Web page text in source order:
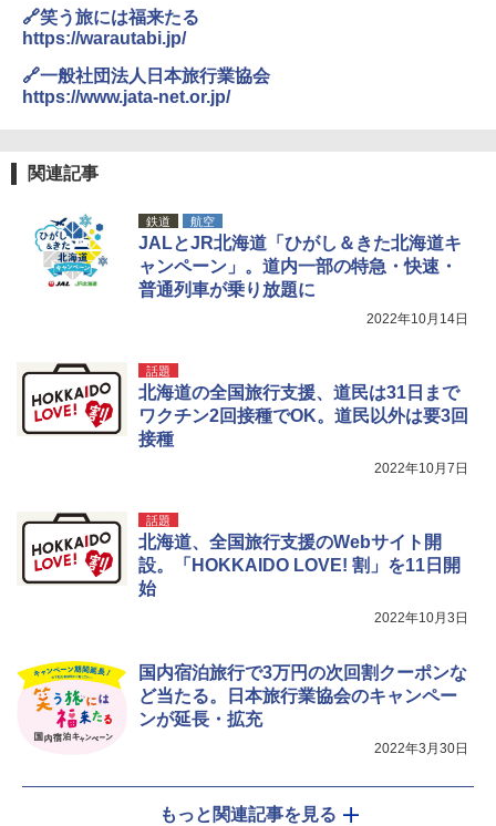
GRANDOOR ステンレス保冷剤 2個セット 2
026リニューアル 急速冷凍 空間倍増 衛生的
コンパクト 保冷力長持ち
￥2,980
ンパクト多機能設計 持ち運び便利 アウトド
ア/オフィス/教育現場/展示会用 緑
￥1,180
ゴムボート 空気入れ 空気抜き 自動停止 過熱
保護 日光可読lcd 7種類ノズル付き
￥7,884
🔗笑う旅には福来たる
https://warautabi.jp/
🔗一般社団法人日本旅行業協会
https://www.jata-net.or.jp/
関連記事
鉄道 航空
JALとJR北海道「ひがし＆きた北海道キ
ャンペーン」。道内一部の特急・快速・
普通列車が乗り放題に
2022年10月14日
話題
北海道の全国旅行支援、道民は31日まで
ワクチン2回接種でOK。道民以外は要3回
接種
2022年10月7日
話題
北海道、全国旅行支援のWebサイト開
設。「HOKKAIDO LOVE! 割」を11日開
始
2022年10月3日
国内宿泊旅行で3万円の次回割クーポンな
ど当たる。日本旅行業協会のキャンペー
ンが延長・拡充
2022年3月30日
もっと関連記事を見る